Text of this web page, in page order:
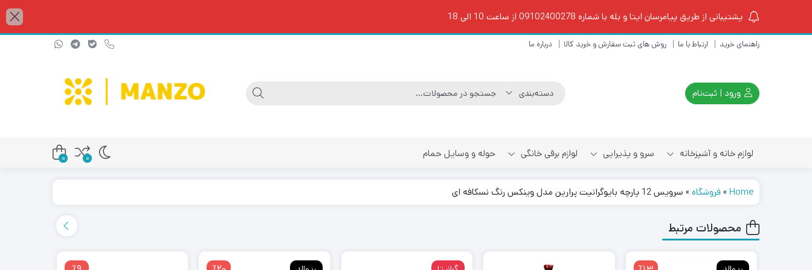
پشتیبانی از طریق پیامرسان ایتا و بله با شماره 09102400278 از ساعت 10 الی 18
راهنمای خرید ارتباط با ما روش های ثبت سفارش و خرید کالا درباره ما
ورود | ثبت‌نام
لوازم خانه و آشپزخانه سرو و پذیرایی لوازم برقی خانگی
اسپرسو ساز و قهوه ساز
حوله و وسایل حمام 0
0
Home
»فروشگاه » سرویس 12 پارچه بایوگرانیت پرارین مدل وینکس رنگ نسکافه ای
محصولات مرتبط